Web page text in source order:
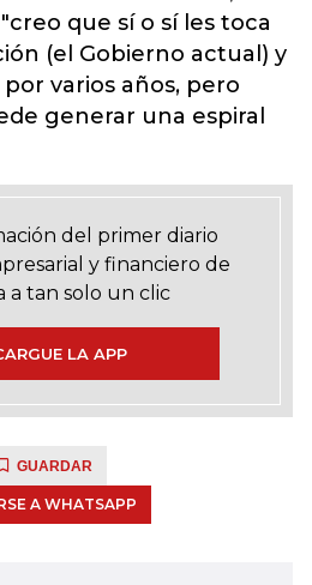
que sí o sí les toca
(el Gobierno actual) y
varios años, pero
generar una espiral
del primer diario
y financiero de
a tan solo un clic
LA APP
GUARDAR
A WHATSAPP